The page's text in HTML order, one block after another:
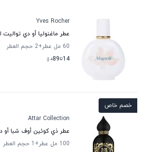
Yves Rocher
عطر ماغنوليا أو دي
60 مل عطر
+2
حجم العطر
14تا89د.إ.
خصم خاص
Attar Collection
عطر ذي كوئين أوف شبا أو
100 مل عطر
+1
حجم العطر